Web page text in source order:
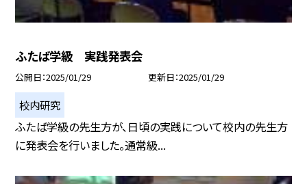
ふたば学級 実践発表会
公開日 2025/01/29 更新日 2025/01/29
校内研究
ふたば学級の先生方が、日頃の実践について校内の先生方
に発表会を行いました。通常級...